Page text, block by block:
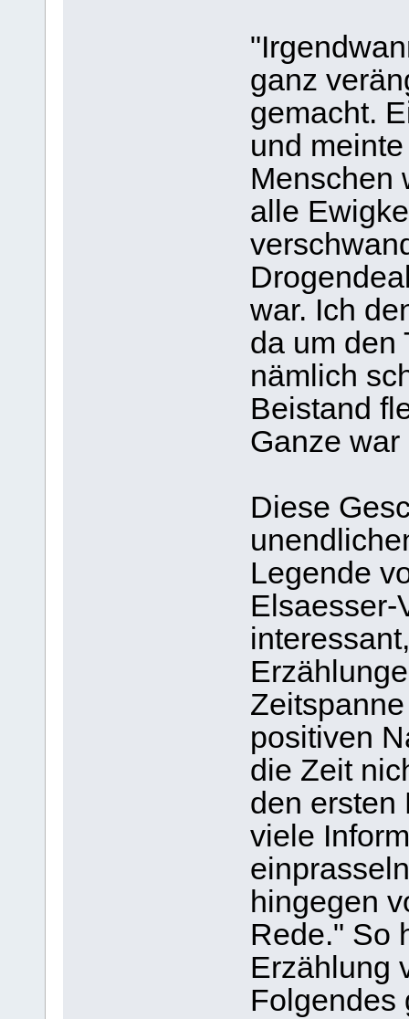
ganz
gemacht.
und
Menschen
alle
war. Ich
da um den
nämlich
Beistand
Ganze
Diese
Legende
Elsaesser-
positiven
die Zeit
den ersten
viele
hingegen
Rede." So
Erzählung
Folgendes